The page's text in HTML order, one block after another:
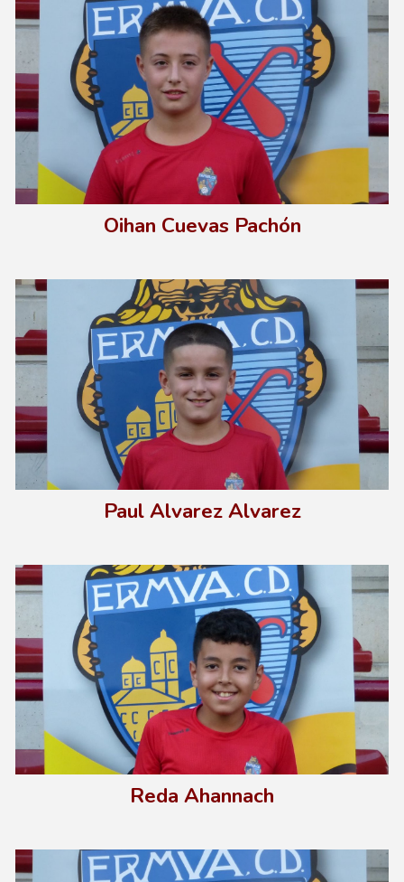
Oihan Cuevas Pachón
Paul Alvarez Alvarez
Reda Ahannach